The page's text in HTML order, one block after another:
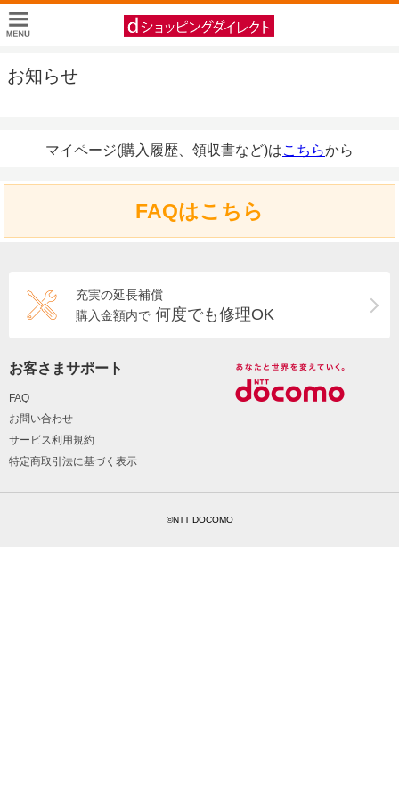
お知らせ
マイページ(購入履歴、領収書など)はこちらから
FAQはこちら
充実の延長補償
購入金額内で 何度でも修理OK
お客さまサポート
FAQ
お問い合わせ
サービス利用規約
特定商取引法に基づく表示
©NTT DOCOMO